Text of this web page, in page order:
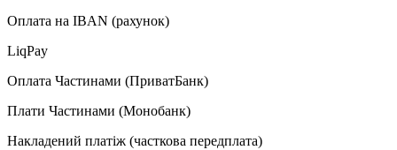
Оплата на IBAN (рахунок)
LiqPay
Оплата Частинами (ПриватБанк)
Плати Частинами (Монобанк)
Накладений платіж (часткова передплата)